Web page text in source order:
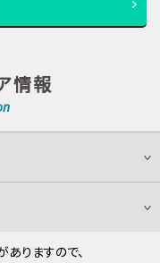
情報
りますので、